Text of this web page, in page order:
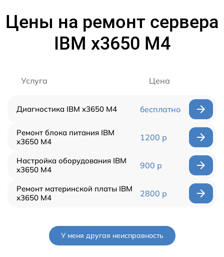
Цены на ремонт сервера
IBM x3650 M4
Услуга Цена
Диагностика IBM x3650 M4 бесплатно
Ремонт блока питания IBM
x3650 M4
1200 р
Настройка оборудования IBM
x3650 M4
900 р
Ремонт материнской платы IBM
x3650 M4
2800 р
У меня другая неисправность